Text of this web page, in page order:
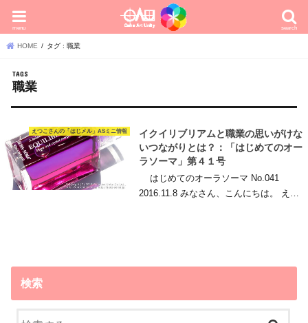
search
menu
HOME タグ : 職業
職業
えつこさんの「はじメル」ASミニ情報
イクイリブリアムと職業の思いがけな
いつながりとは？：「はじめてのオー
ラソーマ」第４１号
はじめてのオーラソーマ No.041
2016.11.8 みなさん、こんにちは。 え…
検索